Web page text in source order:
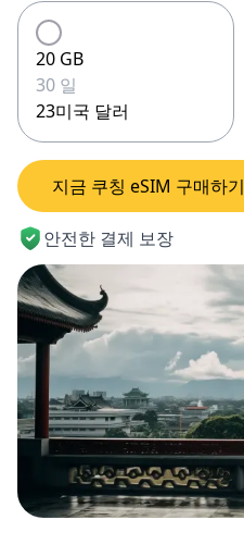
20 GB
30 일
23미국 달러
지금 쿠칭 eSIM 구매하기
안전한 결제 보장